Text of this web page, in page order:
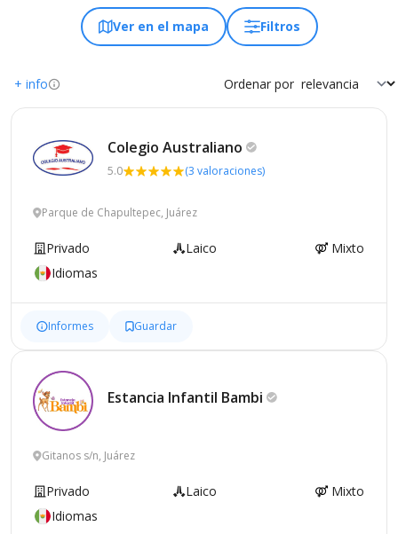
Ver en el mapa Filtros
+ info Ordenar por
Colegio Australiano
5.0 (3 valoraciones)
Parque de Chapultepec, Juárez
Privado Laico
Mixto
Idiomas
Informes Guardar
Estancia Infantil Bambi
Gitanos s/n, Juárez
Privado Laico
Mixto
Idiomas